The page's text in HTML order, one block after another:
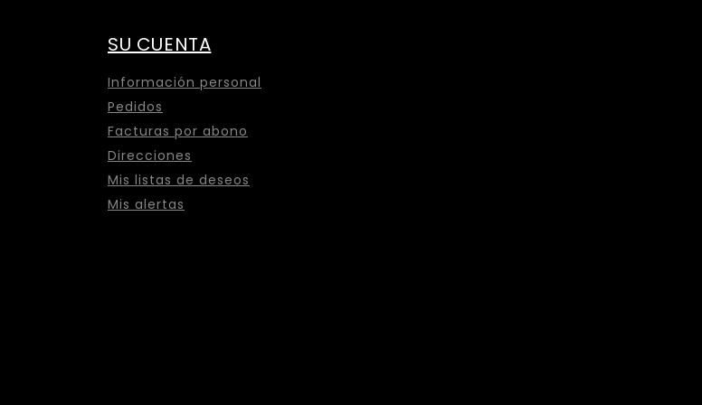
SU CUENTA
Información personal
Pedidos
Facturas por abono
Direcciones
Mis listas de deseos
Mis alertas